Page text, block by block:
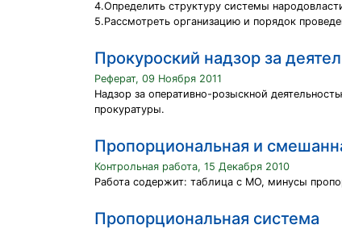
4.Определить структуру системы
5.Рассмотреть организацию и порядок
Прокуроский надзор за
Реферат, 09 Ноября 2011
Надзор за оперативно-розыскной
прокуратуры.
Пропорциональная и
Контрольная работа, 15 Декабря 2010
Работа содержит: таблица с МО, минусы
Пропорциональная система